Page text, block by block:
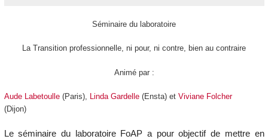
Séminaire du laboratoire
La Transition professionnelle, ni pour, ni contre, bien au contraire
Animé par :
Aude Labetoulle(Paris), Linda Gardelle(Ensta) et Viviane Folcher
(Dijon)
Le séminaire du laboratoire FoAP a pour objectif de mettre en